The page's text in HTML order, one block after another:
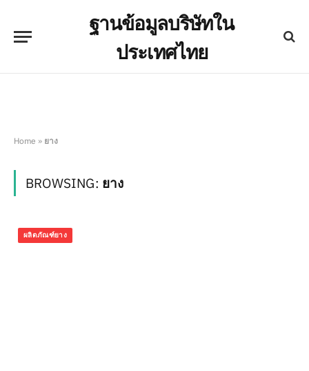
ฐานข้อมูลบริษัทใน
ประเทศไทย
Home » ยาง
BROWSING: ยาง
ผลิตภัณฑ์ยาง